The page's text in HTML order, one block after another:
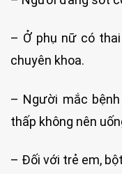
– Ở phụ nữ có
chuyên khoa.
– Người mắc
thấp không nên
– Đối với trẻ em,